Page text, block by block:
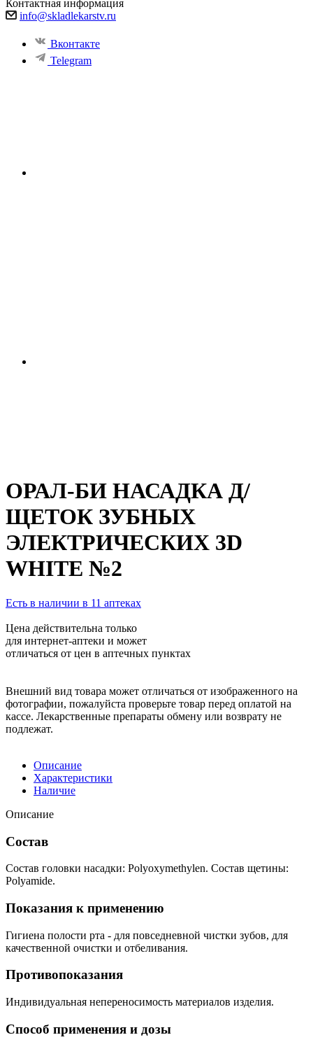
Контактная информация
info@skladlekarstv.ru
Вконтакте
Telegram
ОРАЛ-БИ НАСАДКА Д/
ЩЕТОК ЗУБНЫХ
ЭЛЕКТРИЧЕСКИХ 3D
WHITE №2
Есть в наличии в 11 аптеках
Цена действительна только
для интернет-аптеки и может
отличаться от цен в аптечных пунктах
Внешний вид товара может отличаться от изображенного на
фотографии, пожалуйста проверьте товар перед оплатой на
кассе. Лекарственные препараты обмену или возврату не
подлежат.
Описание
Характеристики
Наличие
Описание
Состав
Состав головки насадки: Polyoxymethylen. Состав щетины:
Polyamide.
Показания к применению
Гигиена полости рта - для повседневной чистки зубов, для
качественной очистки и отбеливания.
Противопоказания
Индивидуальная непереносимость материалов изделия.
Способ применения и дозы